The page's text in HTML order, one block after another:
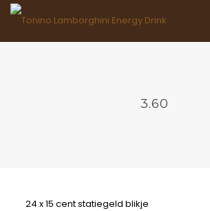
3.60
24 x 15 cent statiegeld blikje